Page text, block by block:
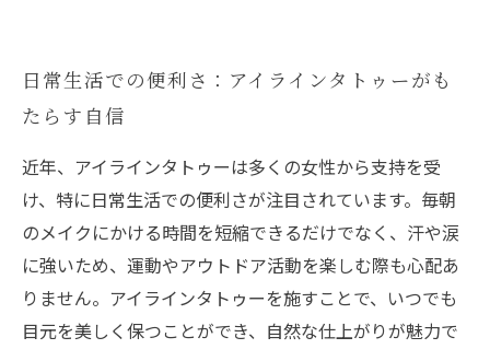
日常生活での便利さ：アイラインタトゥーがも
たらす自信
近年、アイラインタトゥーは多くの女性から支持を受
け、特に日常生活での便利さが注目されています。毎朝
のメイクにかける時間を短縮できるだけでなく、汗や涙
に強いため、運動やアウトドア活動を楽しむ際も心配あ
りません。アイラインタトゥーを施すことで、いつでも
目元を美しく保つことができ、自然な仕上がりが魅力で